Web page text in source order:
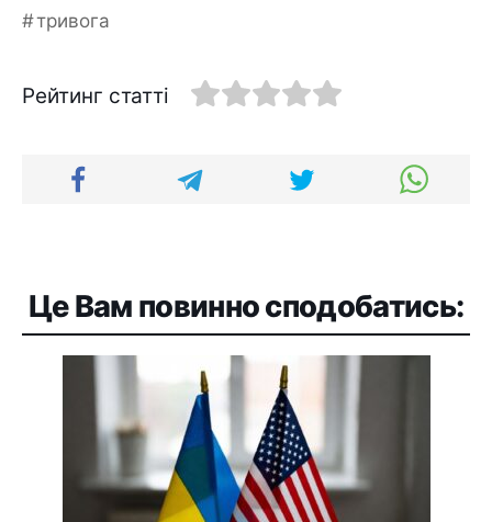
тривога
Рейтинг статті
Це Вам повинно сподобатись: